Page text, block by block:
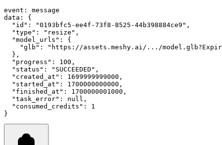
event :
message
data :
{
"id" : "0193bfc5-ee4f-73f8-8525-44b398884ce9" ,
"type" : "resize" ,
"model_urls" : {
"glb" :
"https://assets.meshy.ai/.../
  }
,
"progress" : 100 ,
"status" : "SUCCEEDED" ,
"created_at" : 1699999999000 ,
"started_at" : 1700000000000 ,
"finished_at" : 1700000001000 ,
"task_error" : null ,
"consumed_credits" : 1
}